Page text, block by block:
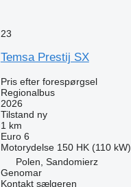
23
Temsa Prestij SX
Pris efter forespørgsel
Regionalbus
2026
Tilstand ny
1 km
Euro 6
Motorydelse 150 HK (110 kW)
Polen, Sandomierz
Genomar
Kontakt sælgeren